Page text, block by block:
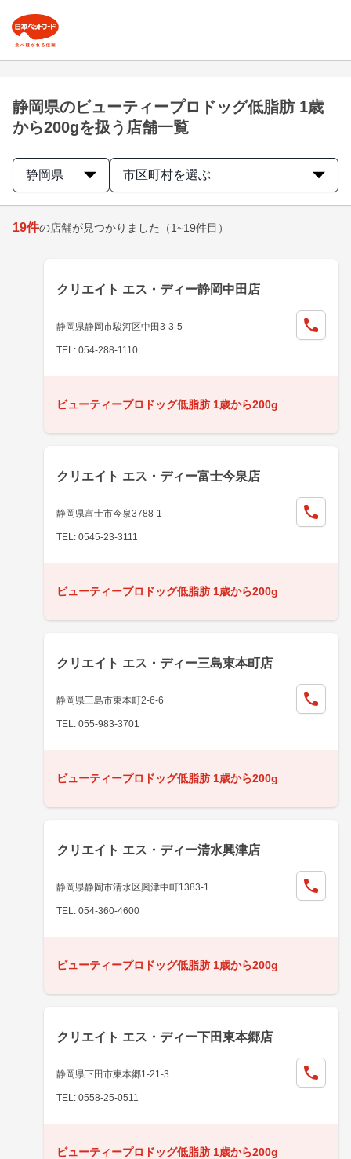
静岡県のビューティープロドッグ低脂肪 1歳
から200gを扱う店舗一覧
静岡県 市区町村を選ぶ
19件の店舗が見つかりました （1~19件目）
クリエイト エス・ディー静岡中田店
静岡県静岡市駿河区中田3-3-5
TEL: 054-288-1110
ビューティープロドッグ低脂肪 1歳から200g
クリエイト エス・ディー富士今泉店
静岡県富士市今泉3788-1
TEL: 0545-23-3111
ビューティープロドッグ低脂肪 1歳から200g
クリエイト エス・ディー三島東本町店
静岡県三島市東本町2-6-6
TEL: 055-983-3701
ビューティープロドッグ低脂肪 1歳から200g
クリエイト エス・ディー清水興津店
静岡県静岡市清水区興津中町1383-1
TEL: 054-360-4600
ビューティープロドッグ低脂肪 1歳から200g
クリエイト エス・ディー下田東本郷店
静岡県下田市東本郷1-21-3
TEL: 0558-25-0511
ビューティープロドッグ低脂肪 1歳から200g